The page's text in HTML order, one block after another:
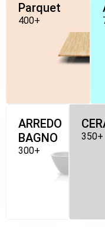
Parquet
400+
ARREDO
BAGNO
300+
350+